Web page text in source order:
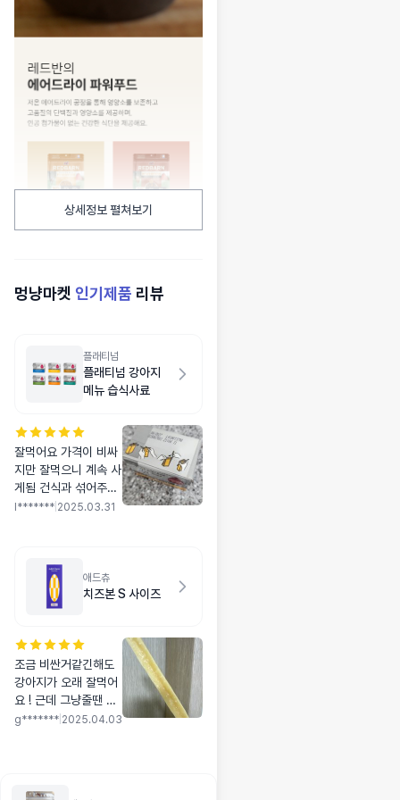
상세정보 펼쳐보기
멍냥마켓 인기제품 리뷰
플래티넘
플래티넘 강아지
메뉴 습식사료
잘먹어요 가격이 비싸
지만 잘먹으니 계속 사
게됨 건식과 섞어주어
서 잘먹어요 잠깐 안먹
l******* 2025.03.31
애드츄
치즈본 S 사이즈
조금 비싼거같긴해도
강아지가 오래 잘먹어
요 ! 근데 그냥줄땐 마
지막에 잘 보고있어야
시간 이동할때 좋은거
g******* 2025.04.03